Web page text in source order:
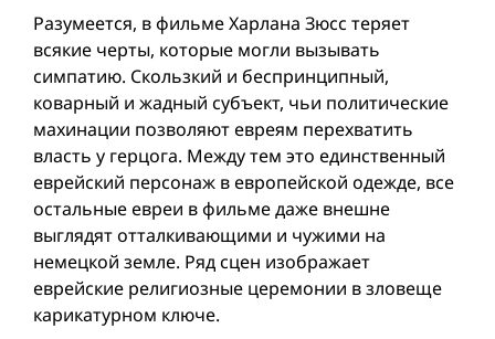
Разумеется, в фильме Харлана Зюсс теряет
всякие черты, которые могли вызывать
симпатию. Скользкий и беспринципный,
коварный и жадный субъект, чьи политические
махинации позволяют евреям перехватить
власть у герцога. Между тем это единственный
еврейский персонаж в европейской одежде, все
остальные евреи в фильме даже внешне
выглядят отталкивающими и чужими на
немецкой земле. Ряд сцен изображает
еврейские религиозные церемонии в зловеще
карикатурном ключе.